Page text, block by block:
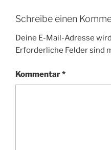
Schreibe einen
Deine E-Mail-Adresse
Erforderliche Felder sind
Kommentar*